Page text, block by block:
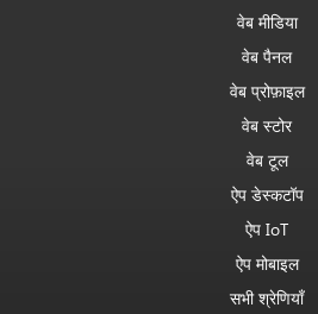
वेब मीडिया
वेब पैनल
वेब प्रोफ़ाइल
वेब स्टोर
वेब टूल
ऐप डेस्कटॉप
ऐप IoT
ऐप मोबाइल
सभी श्रेणियाँ